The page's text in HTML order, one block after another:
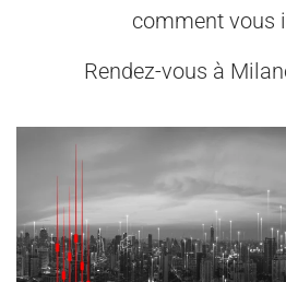
comment vous
Rendez-vous à